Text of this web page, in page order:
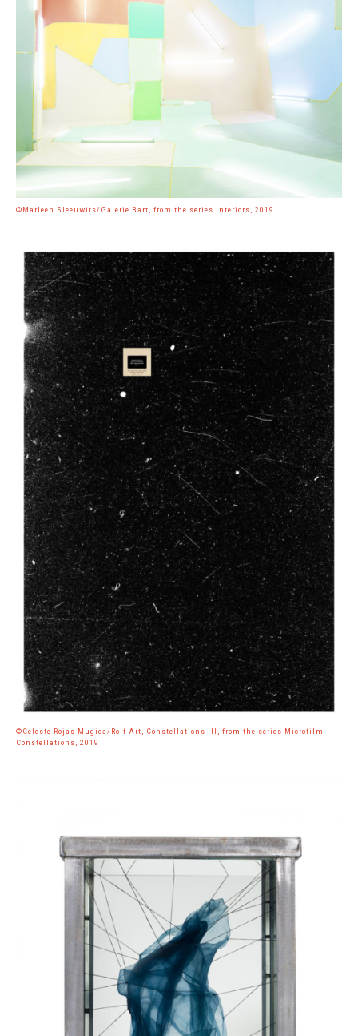
©Marleen Sleeuwits/Galerie Bart, from the series Interiors, 2019
©Celeste Rojas Mugica/Rolf Art, Constellations III, from the series Microfilm
Constellations, 2019